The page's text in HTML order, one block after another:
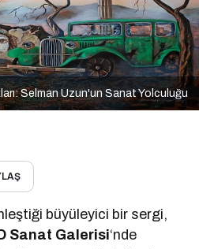
Selman Uzun'un Sanat Yolculuğu
büyüleyici bir sergi,
Sanat Galerisi‘nde